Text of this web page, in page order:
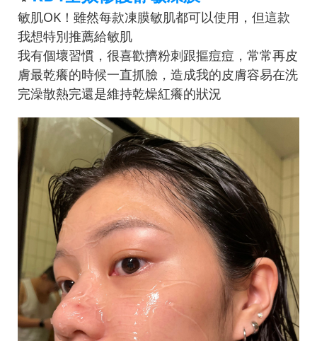
敏肌OK！雖然每款凍膜敏肌都可以使用，但這款
我想特別推薦給敏肌
我有個壞習慣，很喜歡擠粉刺跟摳痘痘，常常再皮
膚最乾癢的時候一直抓臉，造成我的皮膚容易在洗
完澡散熱完還是維持乾燥紅癢的狀況